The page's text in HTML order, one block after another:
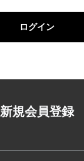
ログイン
新規会員登録